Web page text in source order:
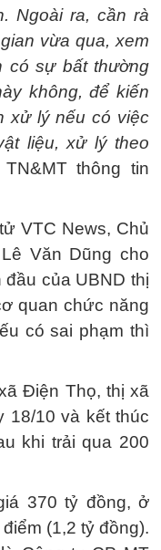
Ngoài ra, cần rà
vừa qua, xem
có sự bất thường
không, để kiến
xử lý nếu có việc
liệu, xử lý theo
thông tin
VTC News, Chủ
Văn Dũng cho
của UBND thị
quan chức năng
có sai phạm thì
Điện Thọ, thị xã
18/10 và kết thúc
khi trải qua 200
370 tỷ đồng, ở
(1,2 tỷ đồng).